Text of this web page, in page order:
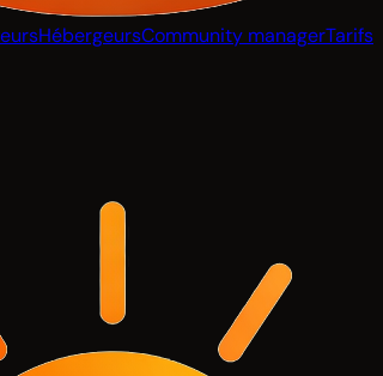
HébergeursCommunity managerTarifs